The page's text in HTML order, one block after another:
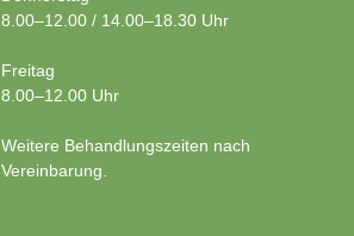
8.00–12.00 / 14.00–18.30 Uhr
Freitag
8.00–12.00 Uhr
Weitere Behandlungszeiten nach
Vereinbarung.